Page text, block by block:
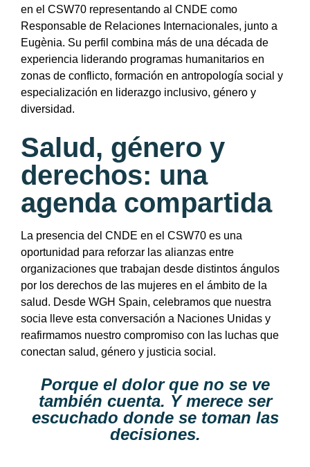
en el CSW70 representando al CNDE como
Responsable de Relaciones Internacionales, junto a
Eugènia. Su perfil combina más de una década de
experiencia liderando programas humanitarios en
zonas de conflicto, formación en antropología social y
especialización en liderazgo inclusivo, género y
diversidad.
Salud, género y
derechos: una
agenda compartida
La presencia del CNDE en el CSW70 es una
oportunidad para reforzar las alianzas entre
organizaciones que trabajan desde distintos ángulos
por los derechos de las mujeres en el ámbito de la
salud. Desde WGH Spain, celebramos que nuestra
socia lleve esta conversación a Naciones Unidas y
reafirmamos nuestro compromiso con las luchas que
conectan salud, género y justicia social.
Porque el dolor que no se ve
también cuenta. Y merece ser
escuchado donde se toman las
decisiones.